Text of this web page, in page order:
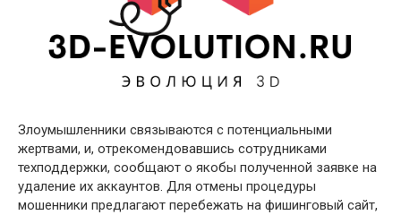
Злоумышленники связываются с потенциальными
жертвами, и, отрекомендовавшись сотрудниками
техподдержки, сообщают о якобы полученной заявке на
удаление их аккаунтов. Для отмены процедуры
мошенники предлагают перебежать на фишинговый сайт,